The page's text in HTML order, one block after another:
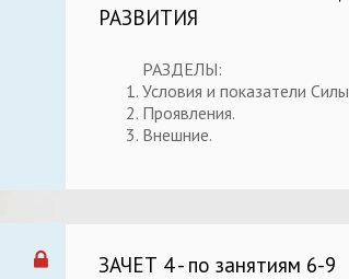
РАЗВИТИЯ
РАЗДЕЛЫ:
Условия и показатели
Проявления.
Внешние.
ЗАЧЕТ 4 - по занятиям 6-9